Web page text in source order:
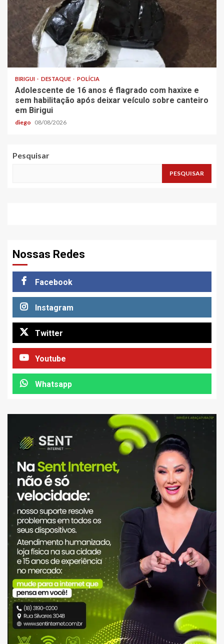
BIRIGUI DESTAQUE POLÍCIA
Adolescente de 16 anos é flagrado com haxixe e
sem habilitação após deixar veículo sobre canteiro
em Birigui
diego 08/08/2026
Pesquisar
PESQUISAR
Nossas Redes
Facebook
Instagram
Twitter
Youtube
Whatsapp